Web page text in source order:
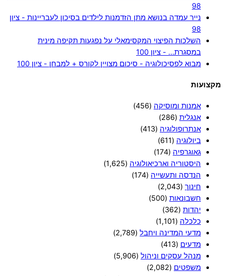
98
נייר עמדה בנושא מתן הזדמנות לילדים בסיכון לעבריינות - ציון
98
השלכות הפיצוי המקסימאלי על נפגעות תקיפה מינית
במסגרת… - ציון 100
מבוא לפסיכולוגיה - סיכום מצויין לקורס + למבחן - ציון 100
מקצועות
אמנות ומוסיקה (456)
אנגלית (286)
אנתרופולוגיה (413)
ביולוגיה (611)
גאוגרפיה (174)
היסטוריה וארכיאולוגיה (1,625)
הנדסה ותעשייה (174)
חינוך (2,043)
חשבונאות (500)
יהדות (362)
כלכלה (1,101)
מדעי המדינה ויחבל (2,789)
מדעים (413)
מנהל עסקים וניהול (5,906)
משפטים (2,082)